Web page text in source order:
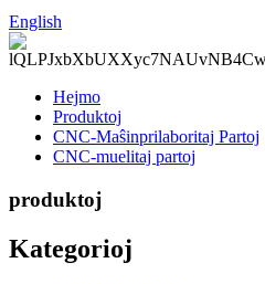
English
Hejmo
Produktoj
CNC-Maŝinprilaboritaj Partoj
CNC-muelitaj partoj
produktoj
Kategorioj